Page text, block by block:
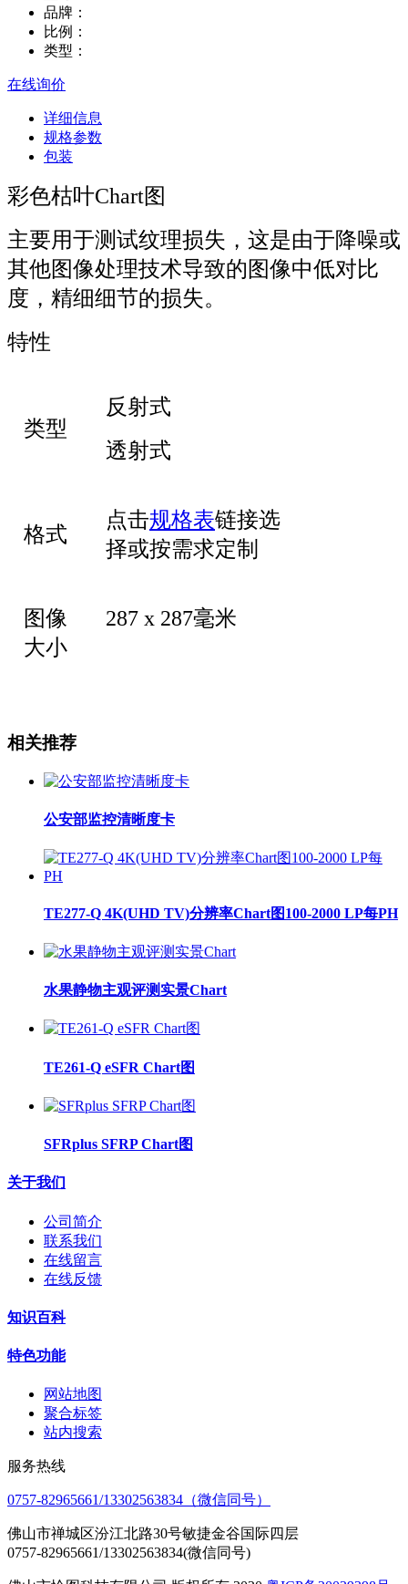
品牌：
比例：
类型：
在线询价
详细信息
规格参数
包装
彩色枯叶Chart图
主要用于测试纹理损失，这是由于降噪或
其他图像处理技术导致的图像中低对比
度，精细细节的损失。
特性
类型
反射式
透射式
格式
点击规格表链接选
择或按需求定制
图像
大小
287 x 287毫米
相关推荐
公安部监控清晰度卡
TE277-Q 4K(UHD TV)分辨率Chart图100-2000 LP每PH
水果静物主观评测实景Chart
TE261-Q eSFR Chart图
SFRplus SFRP Chart图
关于我们
公司简介
联系我们
在线留言
在线反馈
知识百科
特色功能
网站地图
聚合标签
站内搜索
服务热线
0757-82965661/13302563834（微信同号）
佛山市禅城区汾江北路30号敏捷金谷国际四层
0757-82965661/13302563834(微信同号)